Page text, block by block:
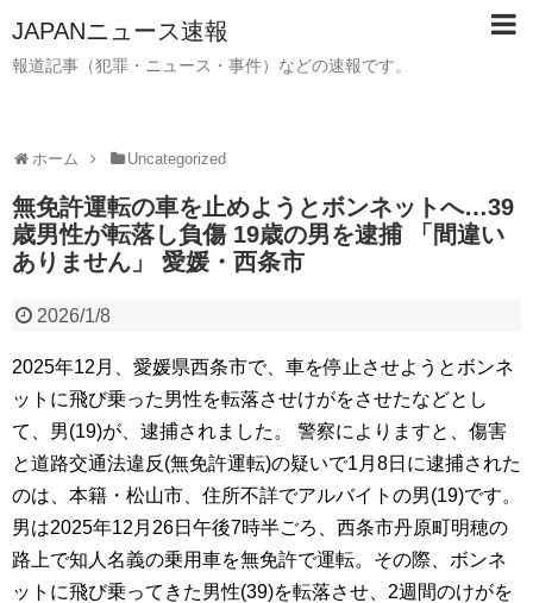
JAPANニュース速報
報道記事（犯罪・ニュース・事件）などの速報です。
ホーム Uncategorized
無免許運転の車を止めようとボンネットへ…39
歳男性が転落し負傷 19歳の男を逮捕 「間違い
ありません」 愛媛・西条市
2026/1/8
2025年12月、愛媛県西条市で、車を停止させようとボンネ
ットに飛び乗った男性を転落させけがをさせたなどとし
て、男(19)が、逮捕されました。 警察によりますと、傷害
と道路交通法違反(無免許運転)の疑いで1月8日に逮捕された
のは、本籍・松山市、住所不詳でアルバイトの男(19)です。
男は2025年12月26日午後7時半ごろ、西条市丹原町明穂の
路上で知人名義の乗用車を無免許で運転。その際、ボンネ
ットに飛び乗ってきた男性(39)を転落させ、2週間のけがを